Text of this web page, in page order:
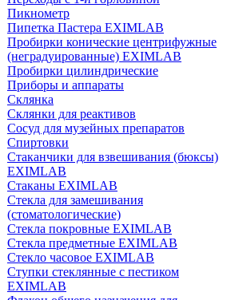
Пикнометр
Пипетка Пастера EXIMLAB
Пробирки конические центрифужные
(неградуированные) EXIMLAB
Пробирки цилиндрические
Приборы и аппараты
Склянка
Склянки для реактивов
Сосуд для музейных препаратов
Спиртовки
Стаканчики для взвешивания (бюксы)
EXIMLAB
Стаканы EXIMLAB
Стекла для замешивания
(стоматологические)
Стекла покровные EXIMLAB
Стекла предметные EXIMLAB
Стекло часовое EXIMLAB
Ступки стеклянные с пестиком
EXIMLAB